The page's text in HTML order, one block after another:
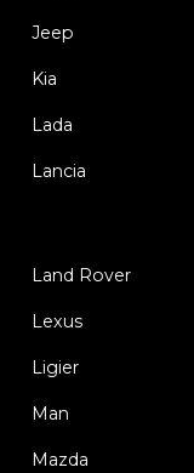
Jeep
Kia
Lada
Lancia
Land Rover
Lexus
Ligier
Man
Mazda